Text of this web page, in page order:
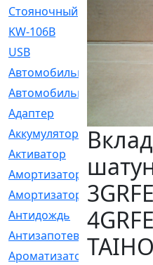
Cтояночный
KW-106B
USB
Автомобильное
Автомобильный
Адаптер
Аккумулятор
[2]
Активатор
[1]
Амортизатор
[608]
Амортизаторы
[21]
Антидождь
[1]
Антизапотеватель
[1]
Ароматизатор
[35]
TAIHO